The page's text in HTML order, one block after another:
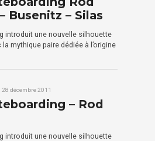
Busenitz – Silas
introduit une nouvelle silhouette
mythique paire dédiée à l’origine
28 décembre 2011
– Rod
introduit une nouvelle silhouette